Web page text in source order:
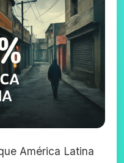
América Latina